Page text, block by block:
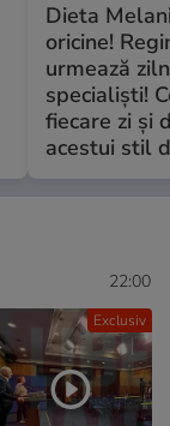
Dieta
oricine!
urmează
specialiști!
fiecare zi și
acestui stil
Exclusiv
22:00